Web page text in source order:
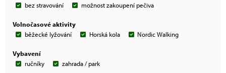
bez stravování
možnost zakoupení pečiva
Volnočasové aktivity
běžecké lyžování
Horská kola Nordic Walking
Vybavení
ručníky
zahrada / park